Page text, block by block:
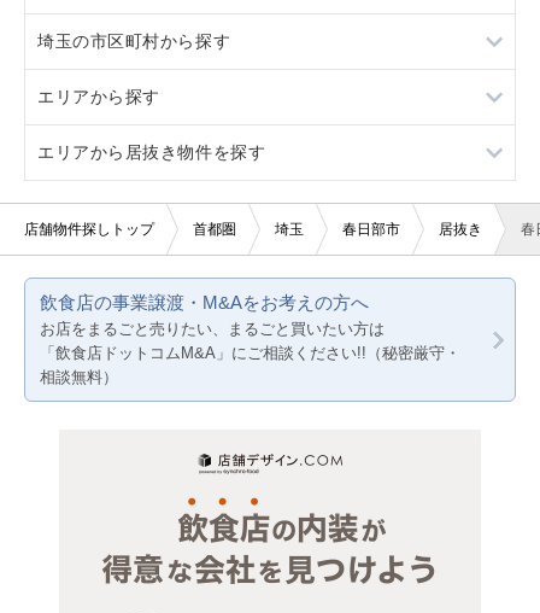
駐車場あり
看板取り付け可
10坪以下
20坪以下
賃料20万円以下
3階以上
軽飲食
バー・クラブ
美容室・理容室
サロン（マッサージ・エステ・ネイルなど）
物販・小売
ジム・教室・スタジオ
寿司
カラオケ・パブ・スナック
バー
その他店舗物件
埼玉の市区町村から探す
さいたま市すべて
さいたま市浦和区
さいたま市大宮区
さいたま市桜区
さいたま市中央区
エリアから探す
東京23区
東京都下
千葉
埼玉
エリアから居抜き物件を探す
東京23区
神奈川
千葉
店舗物件探しトップ 首都圏 埼玉 春日部市 居抜き 春
飲食店の事業譲渡・M&Aをお考えの方へ
お店をまるごと売りたい、まるごと買いたい方は
「飲食店ドットコムM&A」にご相談ください!!（秘密厳守・
相談無料）